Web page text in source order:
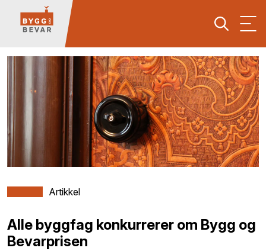
Artikkel
Alle byggfag konkurrerer om Bygg og
Bevarprisen